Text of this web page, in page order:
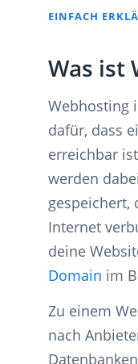
EINFACH
Was ist
Webhosting
dafür, dass
erreichbar
werden
gespeichert,
Internet
deine
Domain im
Zu einem
nach